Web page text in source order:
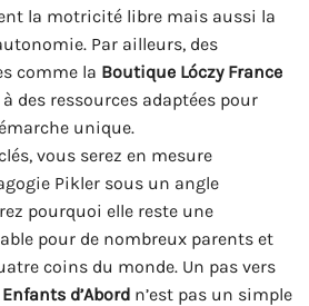
la motricité libre mais aussi la
Par ailleurs, des
comme la Boutique Lóczy France
des ressources adaptées pour
unique.
vous serez en mesure
Pikler sous un angle
pourquoi elle reste une
pour de nombreux parents et
coins du monde. Un pas vers
Enfants d’Abord n’est pas un simple